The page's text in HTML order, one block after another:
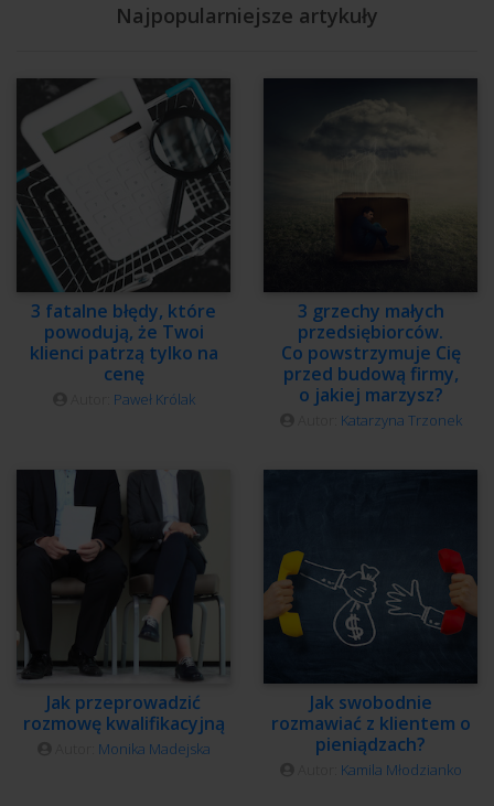
Najpopularniejsze artykuły
3 fatalne błędy, które
powodują, że Twoi
klienci patrzą tylko na
cenę
Paweł Królak
3 grzechy małych
przedsiębiorców.
Co powstrzymuje Cię
przed budową firmy,
o jakiej marzysz?
Katarzyna Trzonek
Jak przeprowadzić
rozmowę kwalifikacyjną
Monika Madejska
Jak swobodnie
rozmawiać z klientem o
pieniądzach?
Kamila Młodzianko